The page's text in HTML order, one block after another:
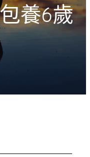
養6歲